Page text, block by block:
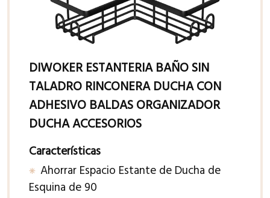
DIWOKER ESTANTERIA BAÑO SIN
TALADRO RINCONERA DUCHA CON
ADHESIVO BALDAS ORGANIZADOR
DUCHA ACCESORIOS
Características
Ahorrar Espacio Estante de Ducha de
Esquina de 90